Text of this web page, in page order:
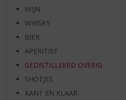
WIJN
WHISKY
BIER
APERITIEF
GEDISTILLEERD OVERIG
SHOTJES
KANT EN KLAAR